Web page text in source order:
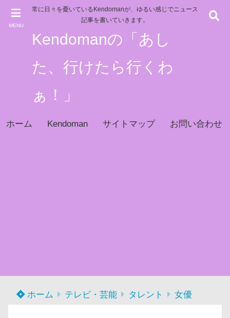
MENU
常に日々を憂いているKendomanが、ゆるい感じでニュース
記事を書いていきます。
Kendomanの「あし
た、行けたら行くわ
ぁ！」
ホーム Kendoman サイトマップ お問い合わせ
ホーム テレビ・芸能 タレント 女優